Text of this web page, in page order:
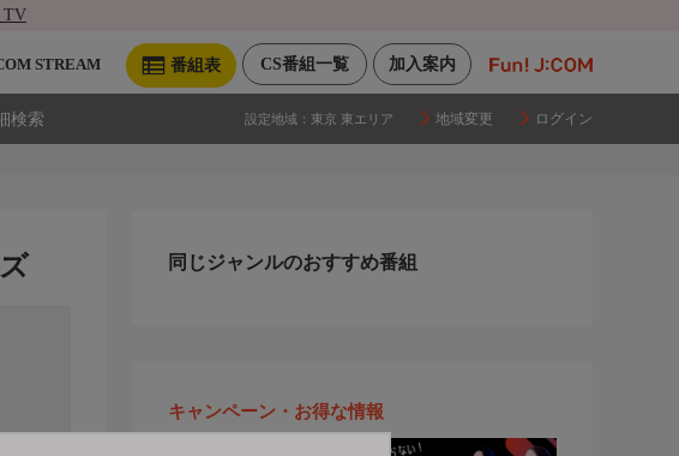
TV
加入案内
CS番組一覧
番組表
STREAM
検索 設定地域： 東京 東エリア 地域変更 ログイン
同じジャンルのおすすめ番組
キャンペーン・お得な情報